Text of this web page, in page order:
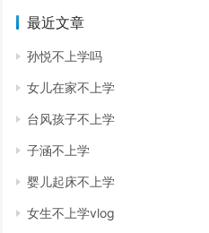
最近文章
孙悦不上学吗
女儿在家不上学
台风孩子不上学
子涵不上学
婴儿起床不上学
女生不上学vlog